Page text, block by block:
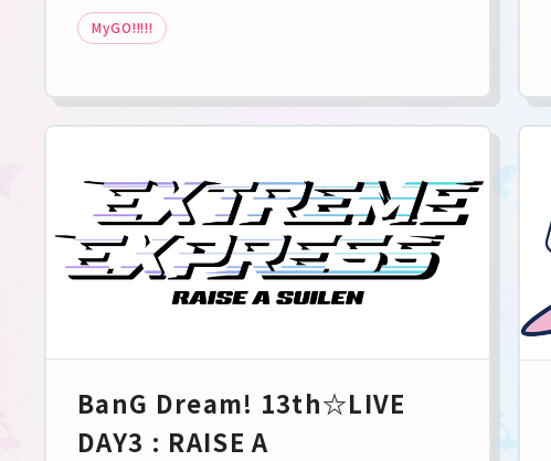
MyGO!!!!!
BanG Dream! 13th☆LIVE
DAY3 : RAISE A